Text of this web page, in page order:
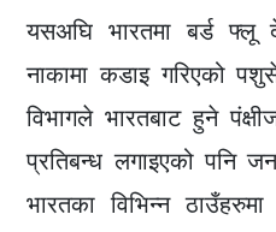
यसअघि भारतमा बर्ड फ्लू
नाकामा कडाइ गरिएको
विभागले भारतबाट हुने
प्रतिबन्ध लगाइएको पनि
भारतका विभिन्न